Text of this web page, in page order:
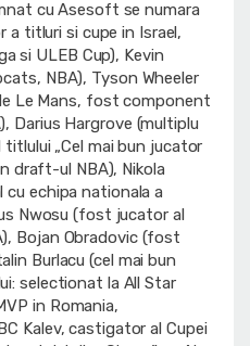
cu Asesoft se numara
titluri si cupe in Israel,
si ULEB Cup), Kevin
NBA), Tyson Wheeler
Le Mans, fost component
Darius Hargrove (multiplu
„Cel mai bun jucator
draft-ul NBA), Nikola
cu echipa nationala a
Nwosu (fost jucator al
Bojan Obradovic (fost
Burlacu (cel mai bun
selectionat la All Star
in Romania,
Kalev, castigator al Cupei